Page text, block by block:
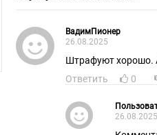
ВадимПионер
26.08.2025
Штрафуют хорошо.
Ответить
0
26.08.2025